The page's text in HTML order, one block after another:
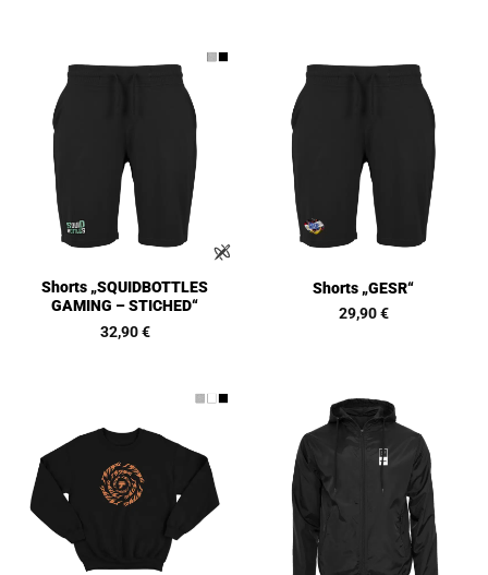
Shorts „SQUIDBOTTLES
GAMING – STICHED“
32,90€
Shorts „GESR“
29,90€